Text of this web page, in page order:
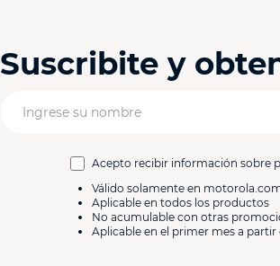
Suscribite y
Acepto recibir información sobre
Válido solamente en
Aplicable en todos los productos
No acumulable con otras
Aplicable en el primer mes a